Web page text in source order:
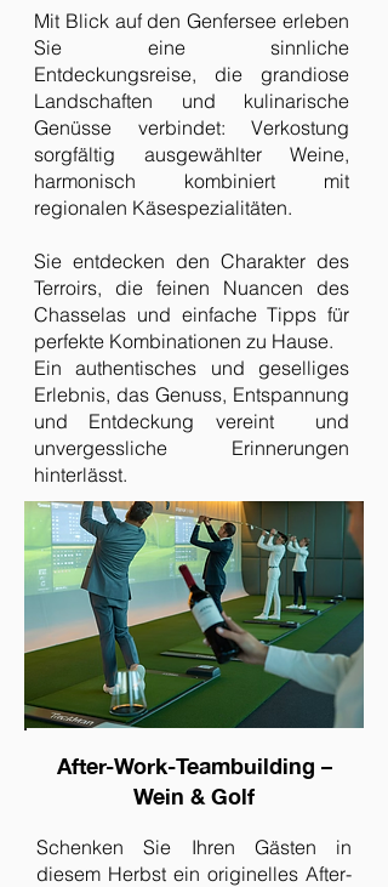
Mit Blick auf den Genfersee erleben
Sie eine sinnliche
Entdeckungsreise, die grandiose
Landschaften und kulinarische
Genüsse verbindet: Verkostung
sorgfältig ausgewählter Weine,
harmonisch kombiniert mit
regionalen Käsespezialitäten.
Sie entdecken den Charakter des
Terroirs, die feinen Nuancen des
Chasselas und einfache Tipps für
perfekte Kombinationen zu Hause.
Ein authentisches und geselliges
Erlebnis, das Genuss, Entspannung
und Entdeckung vereint und
unvergessliche Erinnerungen
hinterlässt.
After-Work-Teambuilding –
Wein & Golf
Schenken Sie Ihren Gästen in
diesem Herbst ein originelles After-